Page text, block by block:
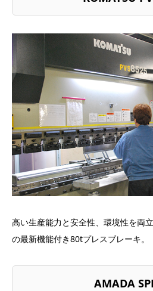
高い生産能力と安全性、環境性を両
の最新機能付き80tプレスブレーキ。
AMADA